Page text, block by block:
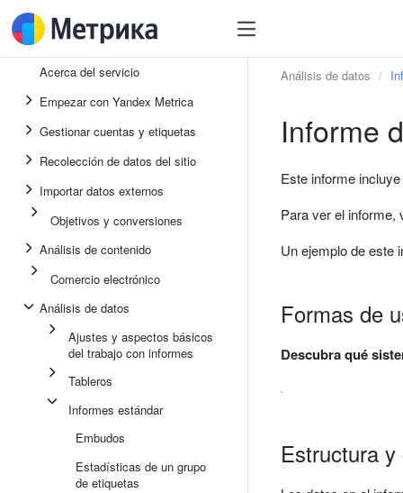
Acerca del servicio
Empezar con Yandex Metrica
Gestionar cuentas y etiquetas
Recolección de datos del sitio
Importar datos externos
Objetivos y conversiones
Análisis de contenido
Comercio electrónico
Análisis de datos
Ajustes y aspectos básicos
del trabajo con informes
Tableros
Informes estándar
Embudos
Estadísticas de un grupo
de etiquetas
Análisis de datos
Informe
Este informe
Para ver el
Un ejemplo de este
Formas de
Descubra qué
Estructura